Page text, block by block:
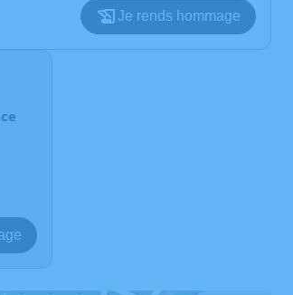
Je rends hommage